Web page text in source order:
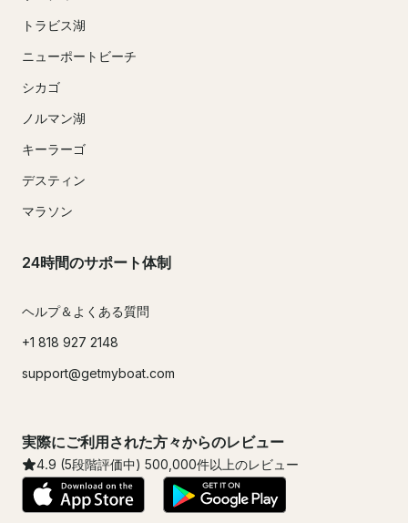
トラビス湖
ニューポートビーチ
シカゴ
ノルマン湖
キーラーゴ
デスティン
マラソン
24時間のサポート体制
ヘルプ＆よくある質問
+1 818 927 2148
support@getmyboat.com
実際にご利用された方々からのレビュー
4.9 (5段階評価中) 500,000件以上のレビュー